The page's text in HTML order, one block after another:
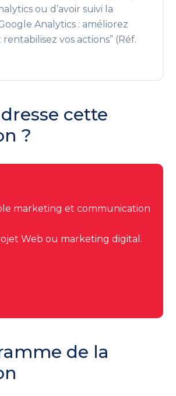
ou d’avoir suivi la
Analytics : améliorez
vos actions” (Réf.
cette
?
marketing et communication
Web ou marketing digital.
de la